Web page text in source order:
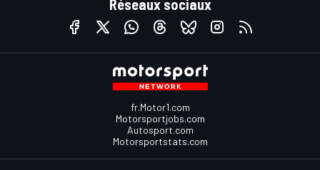
Réseaux sociaux
fr.Motor1.com
Motorsportjobs.com
Autosport.com
Motorsportstats.com